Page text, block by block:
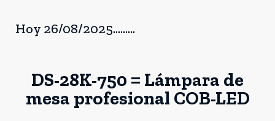
Hoy 26/08/2025.........
DS-28K-750 = Lámpara de
mesa profesional COB-LED